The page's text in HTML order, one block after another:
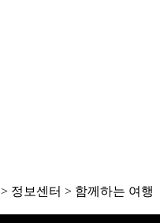
> 정보센터 > 함께하는 여행